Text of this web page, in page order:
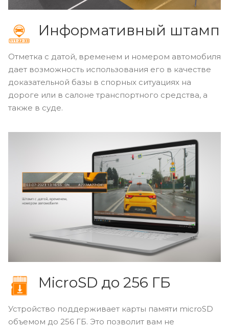
Информативный штамп
Отметка с датой, временем и номером автомобиля
дает возможность использования его в качестве
доказательной базы в спорных ситуациях на
дороге или в салоне транспортного средства, а
также в суде.
MicroSD до 256 ГБ
Устройство поддерживает карты памяти microSD
объемом до 256 ГБ. Это позволит вам не